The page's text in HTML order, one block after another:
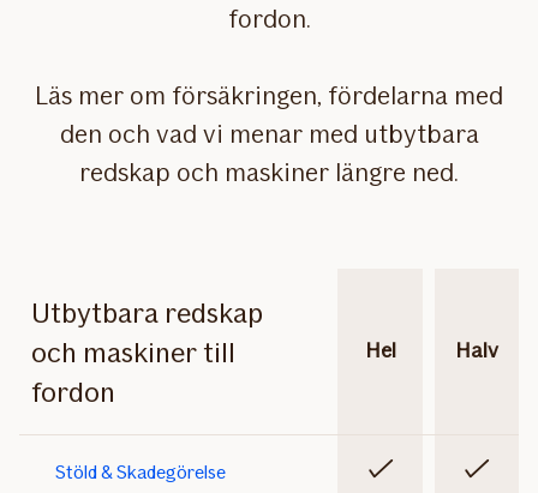
fordon.
Läs mer om försäkringen, fördelarna med
den och vad vi menar med utbytbara
redskap och maskiner längre ned.
Utbytbara redskap
och maskiner till
fordon
Hel Halv
Stöld & Skadegörelse Ingår Ingår